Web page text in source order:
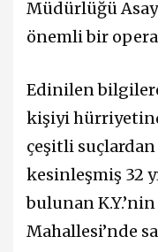
Müdürlüğü
önemli bir
Edinilen bilgilere
kişiyi
çeşitli
kesinleşmiş 32
bulunan
Mahallesi’nde